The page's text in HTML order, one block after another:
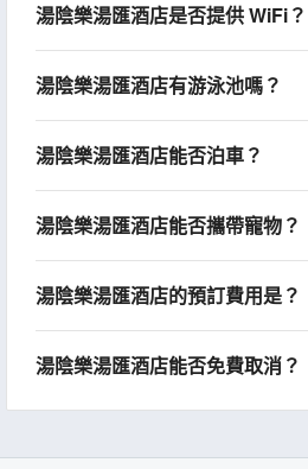
湯陰樂湯匯酒店是否提供 WiFi？
湯陰樂湯匯酒店有游泳池嗎？
湯陰樂湯匯酒店能否泊車？
湯陰樂湯匯酒店能否攜帶寵物？
湯陰樂湯匯酒店的預訂費用是？
湯陰樂湯匯酒店能否免費取消？